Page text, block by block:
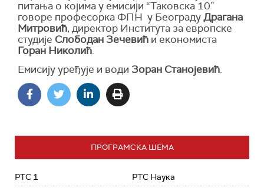
питања о којима у емисији “Таковска 10”
говоре професорка ФПН у БеоградуДрагана
Митровић, директор Института за европске
студије Слободан Зечевић и економиста
Горан Николић.
Емисију уређује и води Зоран Станојевић.
ПРОГРАМСКА ШЕМА
РТС 1 РТС Наука